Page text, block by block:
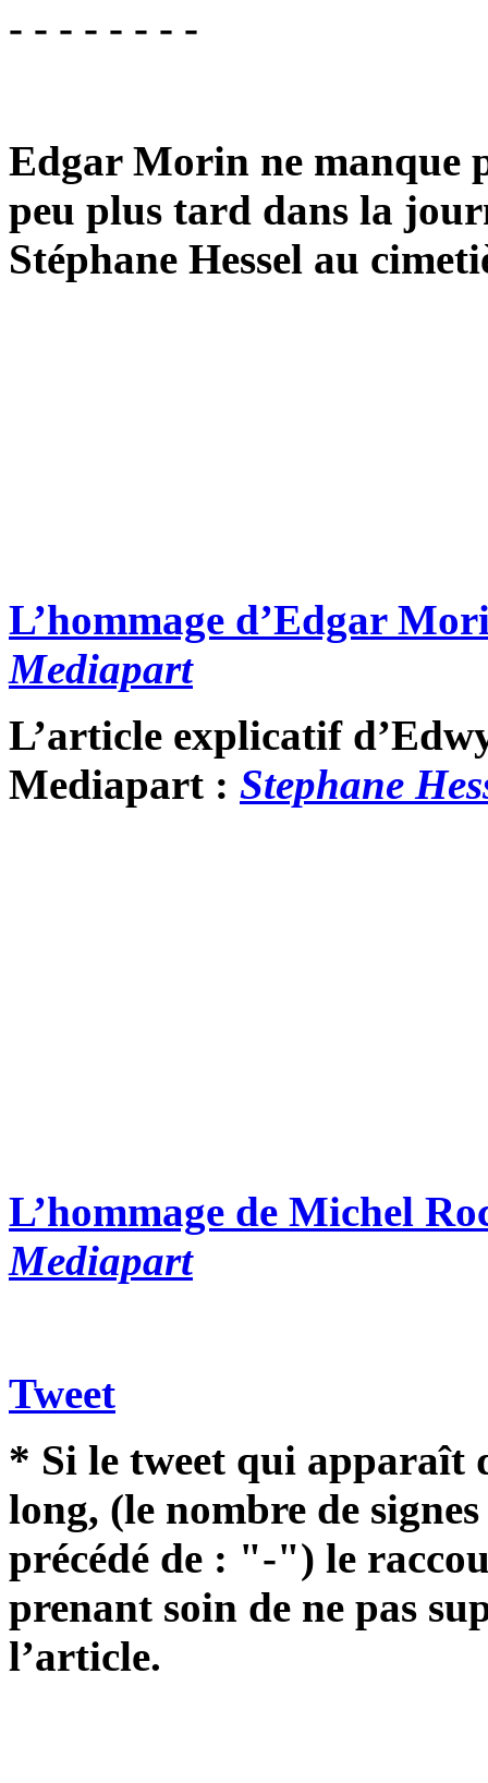
- - - - - - - -
Edgar Morin ne manque
peu plus tard dans la
Stéphane Hessel au
L’hommage d’Edgar
Mediapart
L’article explicatif
Mediapart : Stephane
L’hommage de Michel
Mediapart
Tweet
* Si le tweet qui apparaît
long, (le nombre de
précédé de : "-") le
prenant soin de ne pas
l’article.